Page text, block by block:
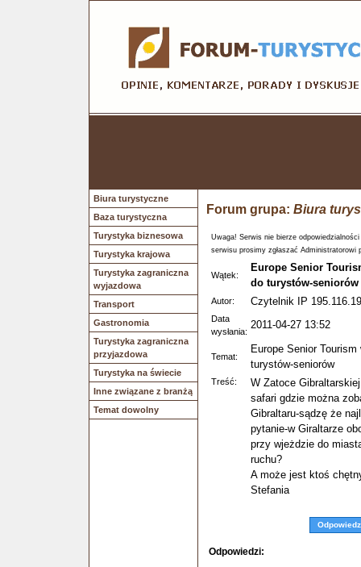
Biura turystyczne
Baza turystyczna
Turystyka biznesowa
Turystyka krajowa
Turystyka zagraniczna
wyjazdowa
Transport
Gastronomia
Turystyka zagraniczna
przyjazdowa
Turystyka na świecie
Inne związane z branżą
Temat dowolny
Forum grupa: Biura
Uwaga! Serwis nie bierze
serwisu prosimy zgłaszać Administratorowi
Wątek:
Europe Senior
do turystów-seniorów
Autor: Czytelnik IP
Data
wysłania:
2011-04-27 13:52
Temat:
Europe Senior
turystów-seniorów
Treść:
W Zatoce
safari gdzie można
Gibraltaru-sądzę że
pytanie-w Giraltarze
przy wjeżdzie do
ruchu?
A może jest ktoś
Stefania
Odpowiedz
Odpowiedzi: